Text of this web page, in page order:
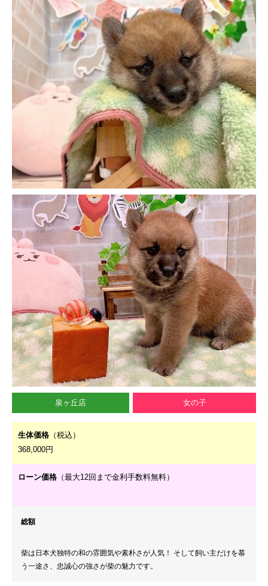
泉ヶ丘店 女の子
生体価格 （税込）
368,000円
ローン価格 （最大12回まで金利手数料無料）
総額
柴は日本犬独特の和の雰囲気や素朴さが人気！ そして飼い主だけを慕
う一途さ、忠誠心の強さが柴の魅力です。